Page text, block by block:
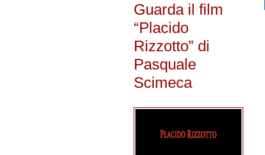
Guarda il film
“Placido
Rizzotto” di
Pasquale
Scimeca